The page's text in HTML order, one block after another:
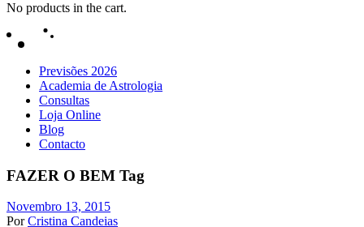
No products in the cart.
Previsões 2026
Academia de Astrologia
Consultas
Loja Online
Blog
Contacto
FAZER O BEM Tag
Novembro 13, 2015
Por Cristina Candeias